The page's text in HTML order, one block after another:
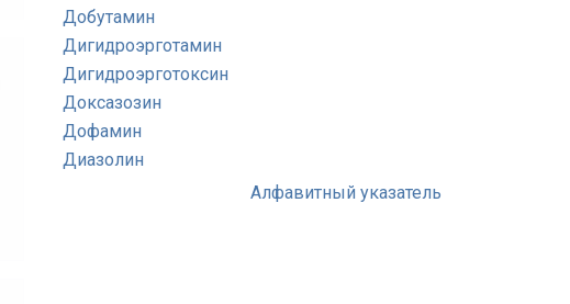
Добутамин
Дигидроэрготамин
Дигидроэрготоксин
Доксазозин
Дофамин
Диазолин
Алфавитный указатель